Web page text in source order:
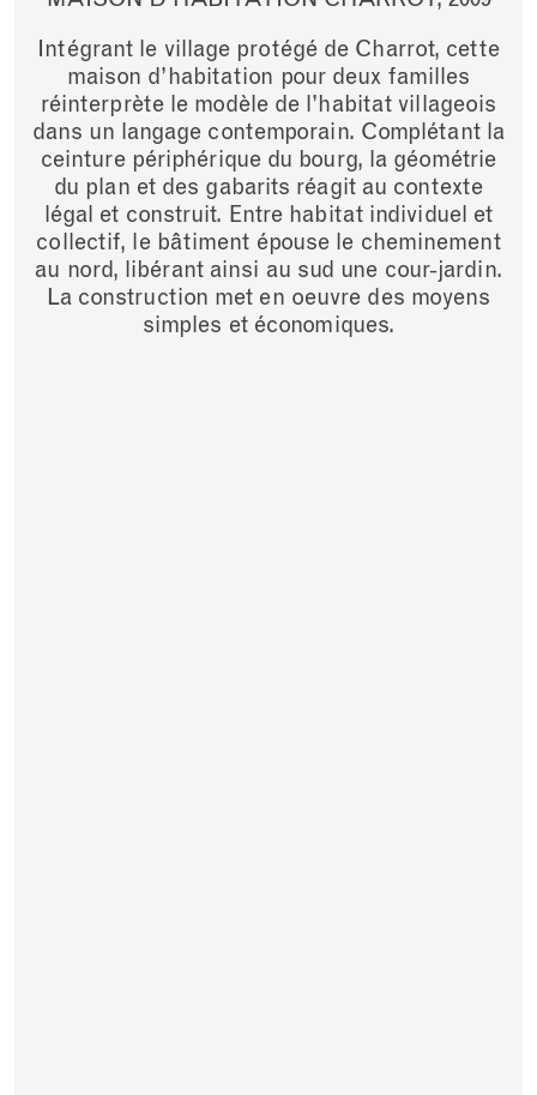
Intégrant le village protégé de Charrot, cette
maison d’habitation pour deux familles
réinterprète le modèle de l’habitat villageois
dans un langage contemporain. Complétant la
ceinture périphérique du bourg, la géométrie
du plan et des gabarits réagit au contexte
légal et construit. Entre habitat individuel et
collectif, le bâtiment épouse le cheminement
au nord, libérant ainsi au sud une cour-jardin.
La construction met en oeuvre des moyens
simples et économiques.